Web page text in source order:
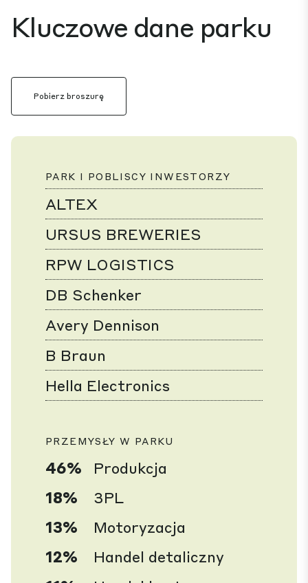
Kluczowe dane parku
Pobierz broszurę
PARK I POBLISCY INWESTORZY
ALTEX
URSUS BREWERIES
RPW LOGISTICS
DB Schenker
Avery Dennison
B Braun
Hella Electronics
PRZEMYSŁY W PARKU
46%
Produkcja
18%
3PL
13%
Motoryzacja
12%
Handel detaliczny